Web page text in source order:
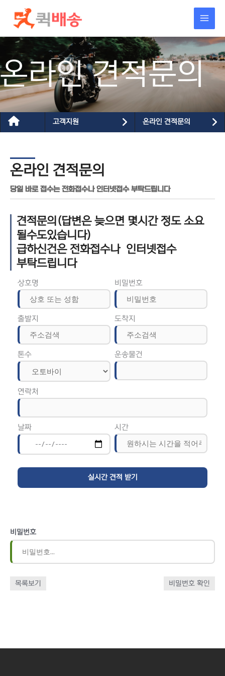
건너뛰기
온라인 견적문의
고객지원 온라인 견적문의
온라인 견적문의
당일 바로 접수는 전화접수나 인터넷접수 부탁드립니다
견적문의(답변은 늦으면 몇시간 정도 소요
될수도있습니다)
급하신건은 전화접수나 인터넷접수
부탁드립니다
상호명 비밀번호
출발지 도착지
톤수 운송물건
연락처
날짜 시간
비밀번호
목록보기 비밀번호 확인